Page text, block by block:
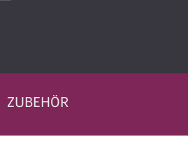
ZUBEHÖR